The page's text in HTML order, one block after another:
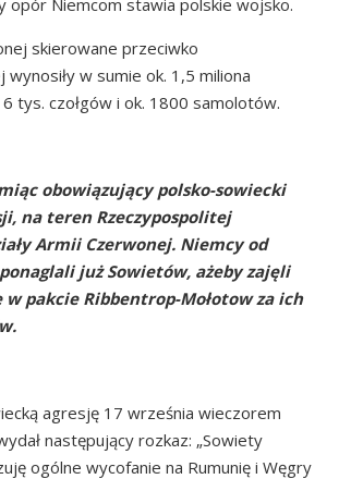
skierowane przeciwko
w sumie ok. 1,5 miliona
tys. czołgów i ok. 1800 samolotów.
obowiązujący polsko-sowiecki
na teren Rzeczypospolitej
Armii Czerwonej. Niemcy od
już Sowietów, ażeby zajęli
w pakcie Ribbentrop-Mołotow za ich
agresję 17 września wieczorem
następujący rozkaz: „Sowiety
ogólne wycofanie na Rumunię i Węgry